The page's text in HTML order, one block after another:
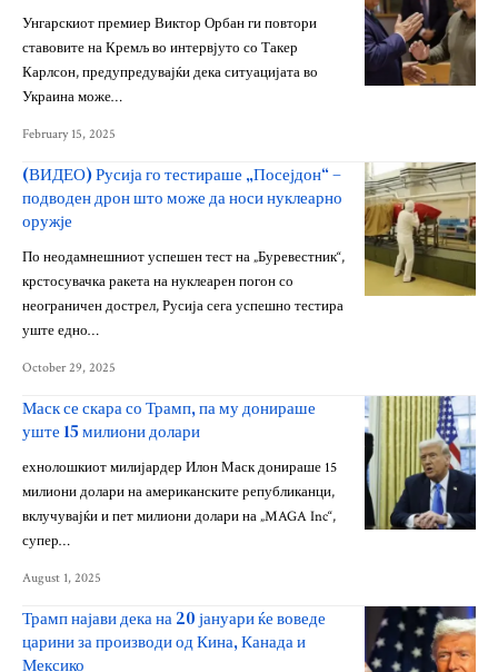
Унгарскиот премиер Виктор Орбан ги повтори
ставовите на Кремљ во интервјуто со Такер
Карлсон, предупредувајќи дека ситуацијата во
Украина може…
February 15, 2025
(ВИДЕО) Русија го тестираше „Посејдон“ –
подводен дрон што може да носи нуклеарно
оружје
По неодамнешниот успешен тест на „Буревестник“,
крстосувачка ракета на нуклеарен погон со
неограничен дострел, Русија сега успешно тестира
уште едно…
October 29, 2025
Маск се скара со Трамп, па му донираше
уште 15 милиони долари
ехнолошкиот милијардер Илон Маск донираше 15
милиони долари на американските републиканци,
вклучувајќи и пет милиони долари на „MAGA Inc“,
супер…
August 1, 2025
Трамп најави дека на 20 јануари ќе воведе
царини за производи од Кина, Канада и
Мексико